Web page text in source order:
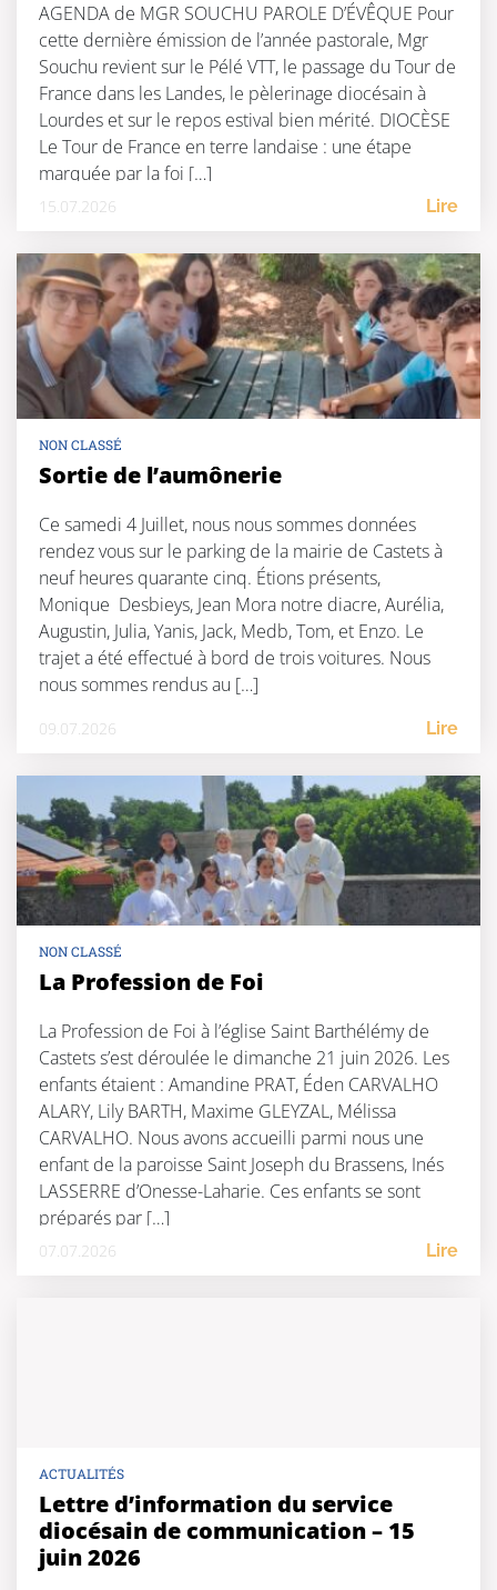
AGENDA de MGR SOUCHU PAROLE D’ÉVÊQUE Pour
cette dernière émission de l’année pastorale, Mgr
Souchu revient sur le Pélé VTT, le passage du Tour de
France dans les Landes, le pèlerinage diocésain à
Lourdes et sur le repos estival bien mérité. DIOCÈSE
Le Tour de France en terre landaise : une étape
marquée par la foi […]
15.07.2026 Lire
NON CLASSÉ
Sortie de l’aumônerie
Ce samedi 4 Juillet, nous nous sommes données
rendez vous sur le parking de la mairie de Castets à
neuf heures quarante cinq. Étions présents,
Monique Desbieys, Jean Mora notre diacre, Aurélia,
Augustin, Julia, Yanis, Jack, Medb, Tom, et Enzo. Le
trajet a été effectué à bord de trois voitures. Nous
nous sommes rendus au […]
09.07.2026 Lire
NON CLASSÉ
La Profession de Foi
La Profession de Foi à l’église Saint Barthélémy de
Castets s’est déroulée le dimanche 21 juin 2026. Les
enfants étaient : Amandine PRAT, Éden CARVALHO
ALARY, Lily BARTH, Maxime GLEYZAL, Mélissa
CARVALHO. Nous avons accueilli parmi nous une
enfant de la paroisse Saint Joseph du Brassens, Inés
LASSERRE d’Onesse-Laharie. Ces enfants se sont
préparés par […]
07.07.2026 Lire
ACTUALITÉS
Lettre d’information du service
diocésain de communication – 15
juin 2026